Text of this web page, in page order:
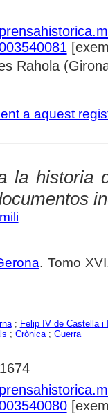
Rahola
a aquest
la historia
. Tomo
; Felip IV de Castella i
; Crònica; Guerra